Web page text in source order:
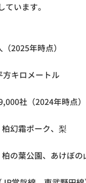
ています。
2025年時点）
キロメートル
社（2024年時点）
幻霜ポーク、梨
の葉公園、あけぼの